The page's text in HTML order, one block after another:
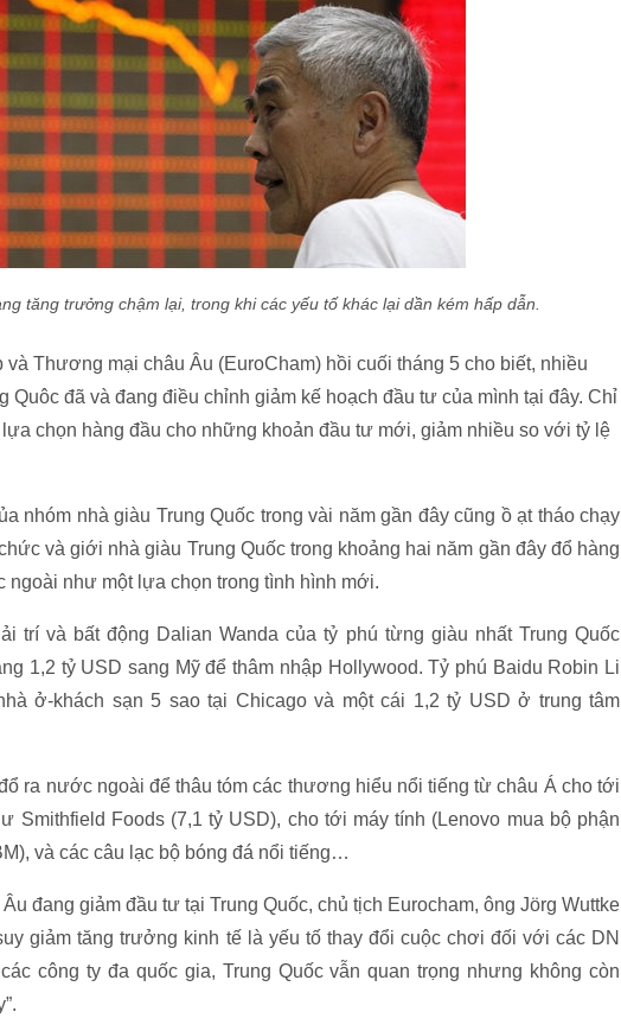
tăng trưởng chậm lại, trong khi các yếu tố khác lại dần kém hấp dẫn.
Thương mại châu Âu (EuroCham) hồi cuối tháng 5 cho biết, nhiều
Quôc đã và đang điều chỉnh giảm kế hoạch đầu tư của mình tại đây. Chỉ
chọn hàng đầu cho những khoản đầu tư mới, giảm nhiều so với tỷ lệ
nhóm nhà giàu Trung Quốc trong vài năm gần đây cũng ồ ạt tháo chạy
và giới nhà giàu Trung Quốc trong khoảng hai năm gần đây đổ hàng
như một lựa chọn trong tình hình mới.
trí và bất động Dalian Wanda của tỷ phú từng giàu nhất Trung Quốc
1,2 tỷ USD sang Mỹ để thâm nhập Hollywood. Tỷ phú Baidu Robin Li
ở-khách sạn 5 sao tại Chicago và một cái 1,2 tỷ USD ở trung tâm
ra nước ngoài để thâu tóm các thương hiểu nổi tiếng từ châu Á cho tới
Smithfield Foods (7,1 tỷ USD), cho tới máy tính (Lenovo mua bộ phận
và các câu lạc bộ bóng đá nổi tiếng…
đang giảm đầu tư tại Trung Quốc, chủ tịch Eurocham, ông Jörg Wuttke
giảm tăng trưởng kinh tế là yếu tố thay đổi cuộc chơi đối với các DN
công ty đa quốc gia, Trung Quốc vẫn quan trọng nhưng không còn